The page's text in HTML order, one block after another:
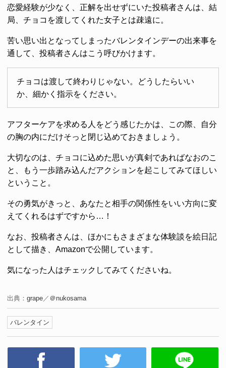
恋愛経験が少なく、正解を出せずにいた投稿者さんは、結
局、チョコを渡してくれた女子とは疎遠に。
苦い思い出となってしまったバレンタインデーの出来事を
通して、投稿者さんはこう呼びかけます。
チョコは渡して終わりじゃない。どうしたらいい
か、細かく指示をください。
アフターケアを求める人をどう感じたかは、この際、自分
の胸の内にだけそっと閉じ込めておきましょう。
大切なのは、チョコに込めた思いが真剣であればなおのこ
と、もう一歩踏み込んだアクションを起こしてみてほしい
ということ。
その勇気がきっと、あなたと相手の関係性をいい方向に変
えてくれるはずですから…！
なお、投稿者さんは、ほかにもさまざまな体験談を絵日記
として描き、Amazonで公開しています。
気になった人はチェックしてみてくださいね。
出典： grape／ ＠nukosama
バレンタイン